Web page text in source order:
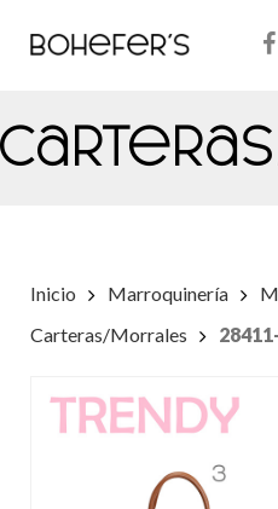
content
Inicio Marroquinería
Carteras/Morrales